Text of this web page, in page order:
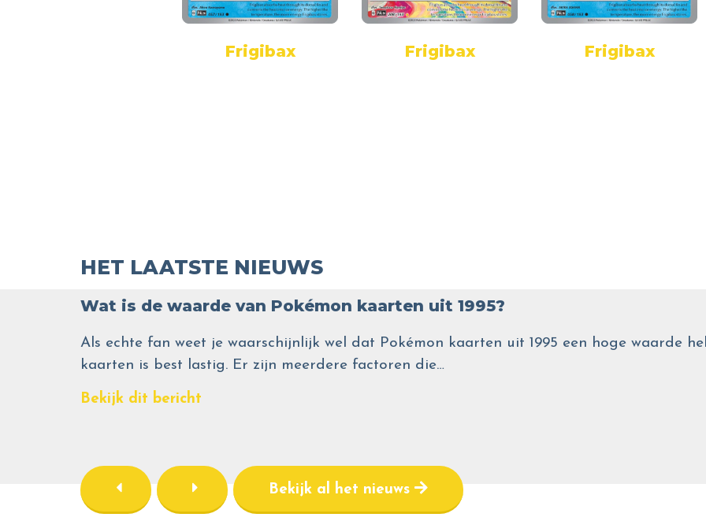
Frigibax Frigibax Frigibax
HET LAATSTE NIEUWS
Wat is de waarde van Pokémon kaarten uit 1995?
Als echte fan weet je waarschijnlijk wel dat Pokémon kaarten uit 1995 een hoge waarde
kaarten is best lastig. Er zijn meerdere factoren die…
Bekijk dit bericht
Bekijk al het nieuws